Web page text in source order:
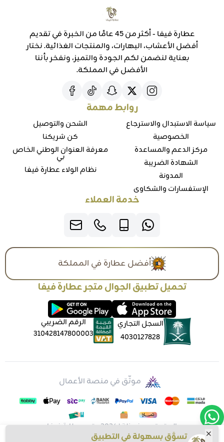
عطارة فيفا - أكثر من 45 عامًا من الخبرة في تقديم
أفضل الأعشاب، البهارات، والمنتجات الغذائية. نختار
بعناية لنضمن لكم الجودة والتميز، ونفخر بأننا
الأفضل في المملكة.
روابط مهمة
سياسة الاستبدال والاسترجاع
الخصوصية
مركز الدعم والمساعدة
الشهادة الضريبة
المدونة
الإستفسارات والشكاوي
الشحن والتوصيل
كن شريكنا
معرفة العنوان الوطني الخاص
بي
نظام الولاء عطارة فيفا
خدمة العملاء
أفضل عطارة في المملكة
تحميل تطبيق الجوال متجر عطارة فيفا
السجل التجاري
4030127828
الرقم الضريبي
310428147800003
موثّق في منصة الأعمال
الحقوق محفوظة | 2026 متجر عطارة فيفا
تسوَّق بسهولة في التطبيق